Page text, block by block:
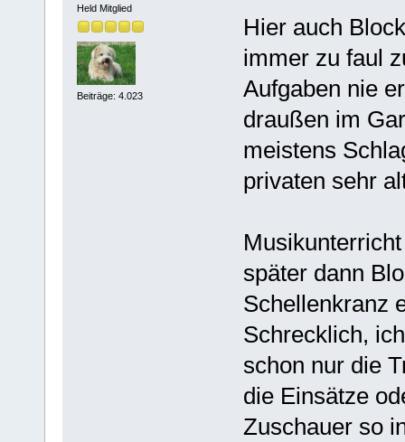
Held Mitglied
Beiträge: 4.023
Hier auch
immer zu faul
Aufgaben nie
draußen im
meistens
privaten sehr
später dann
Schellenkranz
Schrecklich,
schon nur die
die Einsätze
Zuschauer so